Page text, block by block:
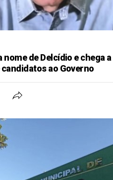
nome de Delcídio e chega
ao Governo